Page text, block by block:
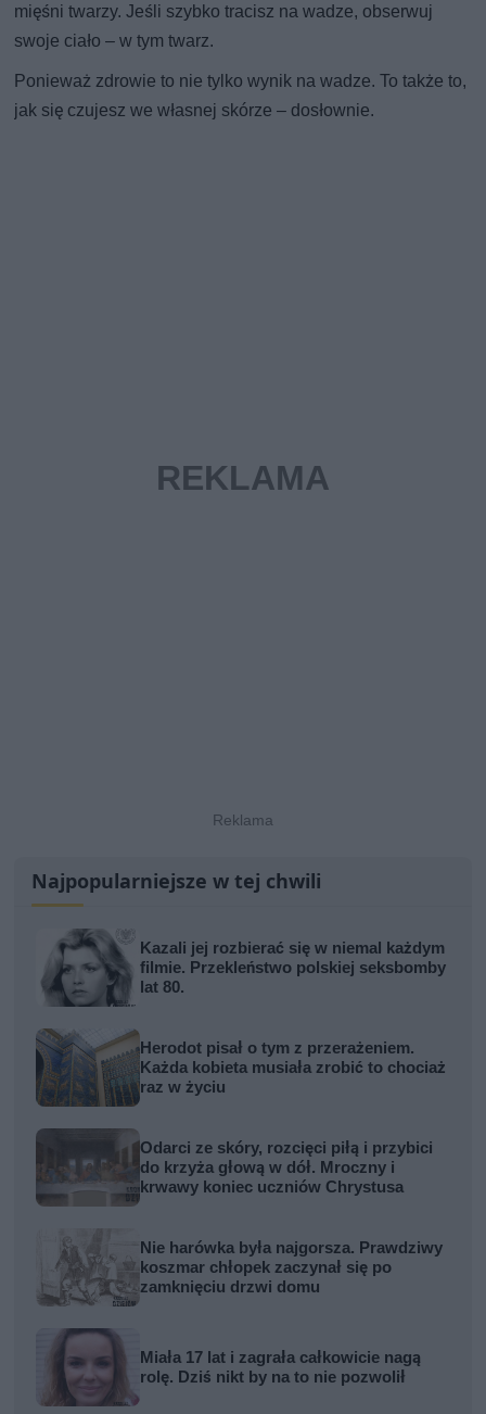
mięśni twarzy. Jeśli szybko tracisz na wadze, obserwuj
swoje ciało – w tym twarz.
Ponieważ zdrowie to nie tylko wynik na wadze. To także to,
jak się czujesz we własnej skórze – dosłownie.
Najpopularniejsze w tej chwili
Kazali jej rozbierać się w niemal każdym
filmie. Przekleństwo polskiej seksbomby
lat 80.
Herodot pisał o tym z przerażeniem.
Każda kobieta musiała zrobić to chociaż
raz w życiu
Odarci ze skóry, rozcięci piłą i przybici
do krzyża głową w dół. Mroczny i
krwawy koniec uczniów Chrystusa
Nie harówka była najgorsza. Prawdziwy
koszmar chłopek zaczynał się po
zamknięciu drzwi domu
Miała 17 lat i zagrała całkowicie nagą
rolę. Dziś nikt by na to nie pozwolił